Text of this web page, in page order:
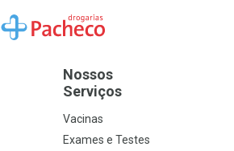
Ir para a Home
Nossos
Serviços
Vacinas
Exames e Testes